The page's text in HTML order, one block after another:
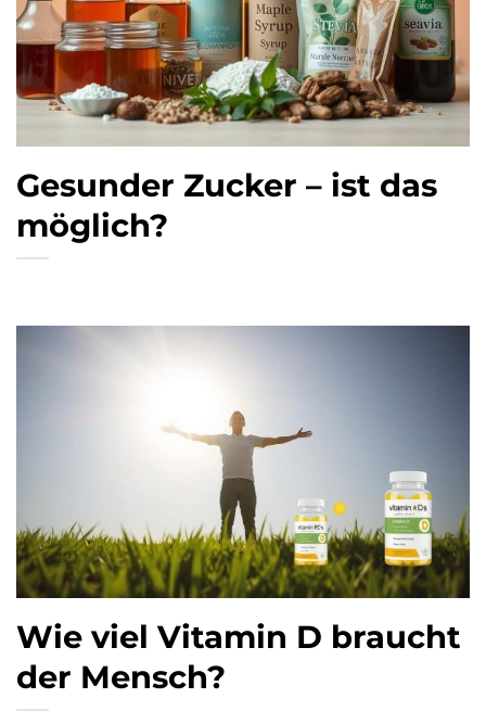
Gesunder Zucker – ist das
möglich?
Wie viel Vitamin D braucht
der Mensch?